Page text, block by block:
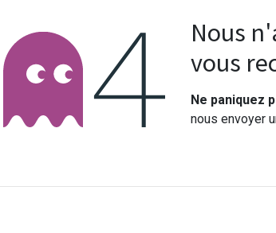
Nous
vous
Ne paniquez
nous envoyer